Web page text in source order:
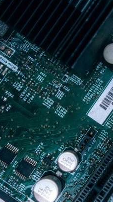
bon vieux appareil photo «